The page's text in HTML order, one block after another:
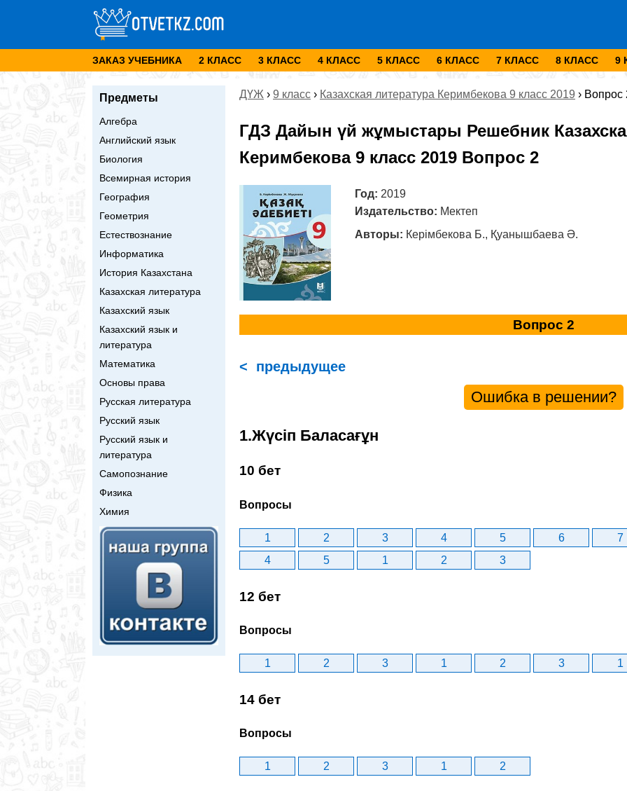
ЗАКАЗ УЧЕБНИКА 2 КЛАСС 3 КЛАСС 4 КЛАСС 5 КЛАСС 6 КЛАСС 7 КЛАСС 8 КЛАСС 9
Предметы
Алгебра
Английский язык
Биология
Всемирная история
География
Геометрия
Естествознание
Информатика
История Казахстана
Казахская литература
Казахский язык
Казахский язык и
литература
Математика
Основы права
Русская литература
Русский язык
Русский язык и
литература
Самопознание
Физика
Химия
ДҮЖ › 9 класс › Казахская литература Керимбекова 9 класс 2019 › Вопрос
ГДЗ Дайын үй жұмыстары Решебник
Керимбекова 9 класс 2019 Вопрос 2
Год: 2019
Издательство: Мектеп
Авторы: Керімбекова Б., Қуанышбаева Ә.
Вопрос 2
< предыдущее
Ошибка в решении?
1.Жүсіп Баласағұн
10 бет
Вопросы
1 2 3 4 5 6
7
4
5 1 2 3
12 бет
Вопросы
1 2 3 1 2 3 1
14 бет
Вопросы
1 2 3 1 2